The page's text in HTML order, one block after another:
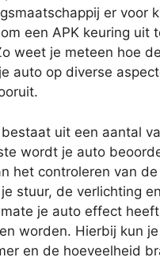
er voor
een APK keuring
weet je meteen hoe
auto op diverse
bestaat uit een aantal
wordt je auto
het controleren van
stuur, de verlichting
je auto effect
worden. Hierbij kun
en de hoeveelheid